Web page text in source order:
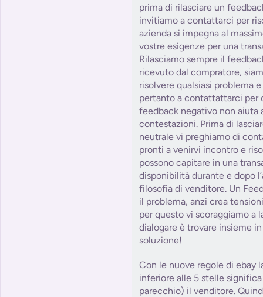
prima di rilasciare un
invitiamo a contattarci per
azienda si impegna al
vostre esigenze per una
Rilasciamo sempre il
ricevuto dal compratore,
risolvere qualsiasi problema
pertanto a contattattarci per
feedback negativo non aiuta
contestazioni. Prima di
neutrale vi preghiamo di
pronti a venirvi incontro e
possono capitare in una
disponibilità durante e dopo
filosofia di venditore. Un
il problema, anzi crea
per questo vi scoraggiamo a
dialogare è trovare insieme
soluzione!
Con le nuove regole di ebay
inferiore alle 5 stelle
parecchio) il venditore.